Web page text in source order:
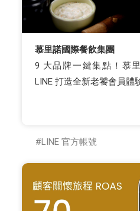
慕里諾國際餐飲集團
9 大品牌一鍵集點！慕
LINE 打造全新老饕會員體
LINE 官方帳號